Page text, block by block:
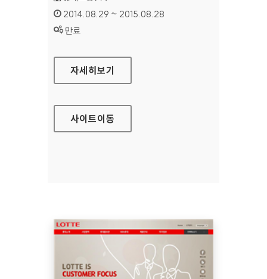
인증기간 :
2014.08.29 ~ 2015.08.28
상태 :
만료
롯데그룹 영문 홈페이지
자세히보기
사이트이동